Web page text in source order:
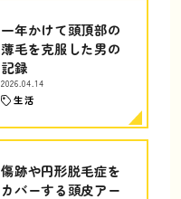
一年かけて頭頂部の
薄毛を克服した男の
記録
2026.04.14
生活
傷跡や円形脱毛症を
カバーする頭皮アー